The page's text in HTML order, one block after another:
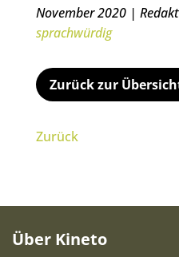
November 2020 |
sprachwürdig
Zurück zur
Zurück
Über Kineto